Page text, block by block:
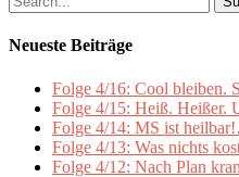
for:
Neueste Beiträge
Folge 4/16: Cool bleiben.
Folge 4/15: Heiß. Heißer.
Folge 4/14: MS ist
Folge 4/13: Was nichts
Folge 4/12: Nach Plan